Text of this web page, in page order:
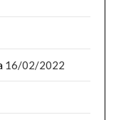
16/02/2022